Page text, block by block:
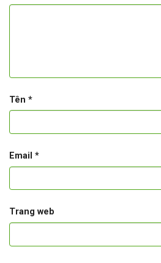
Tên *
Email *
Trang web